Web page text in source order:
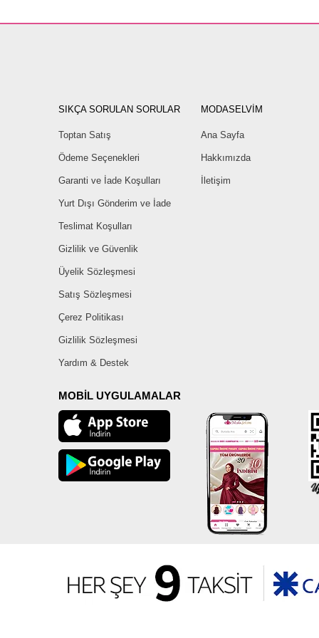
SIKÇA SORULAN SORULAR
Toptan Satış
Ödeme Seçenekleri
Garanti ve İade Koşulları
Yurt Dışı Gönderim ve İade
Teslimat Koşulları
Gizlilik ve Güvenlik
Üyelik Sözleşmesi
Satış Sözleşmesi
Çerez Politikası
Gizlilik Sözleşmesi
Yardım & Destek
MODASELVİM
Ana Sayfa
Hakkımızda
İletişim
MOBİL UYGULAMALAR